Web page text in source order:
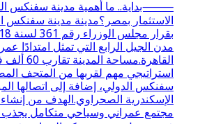
⸻بداية.. ما أهمية مدينة سفنكس
الاستثمار بمصر؟مدينة مدينة سفنكس
مدن الجيل الرابع التي تمثل امتدادًا
استراتيجي مهم لقربها من المتحف
سفنكس الدولي، إضافة إلى اتصالها
الإسكندرية الصحراوي.الهدف من إنشاء
مجتمع عمراني وسياحي متكامل يجذب